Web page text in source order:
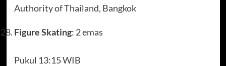
Authority of Thailand, Bangkok
Figure Skating: 2 emas
Pukul 13:15 WIB